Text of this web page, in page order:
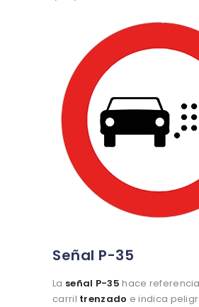
Señal P-35
La señal P-35 hace
carril trenzado e indica